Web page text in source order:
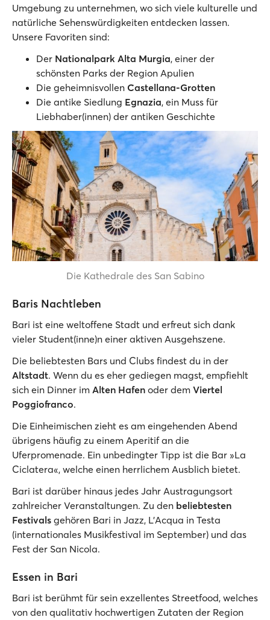
Umgebung zu unternehmen, wo sich viele kulturelle und
natürliche Sehenswürdigkeiten entdecken lassen.
Unsere Favoriten sind:
Der Nationalpark Alta Murgia, einer der
schönsten Parks der Region Apulien
Die geheimnisvollen Castellana-Grotten
Die antike Siedlung Egnazia, ein Muss für
Liebhaber(innen) der antiken Geschichte
Die Kathedrale des San Sabino
Baris Nachtleben
Bari ist eine weltoffene Stadt und erfreut sich dank
vieler Student(inne)n einer aktiven Ausgehszene.
Die beliebtesten Bars und Clubs findest du in der
Altstadt. Wenn du es eher gediegen magst, empfiehlt
sich ein Dinner im Alten Hafen oder dem Viertel
Poggiofranco.
Die Einheimischen zieht es am eingehenden Abend
übrigens häufig zu einem Aperitif an die
Uferpromenade. Ein unbedingter Tipp ist die Bar »La
Ciclatera«, welche einen herrlichem Ausblich bietet.
Bari ist darüber hinaus jedes Jahr Austragungsort
zahlreicher Veranstaltungen. Zu den beliebtesten
Festivals gehören Bari in Jazz, L'Acqua in Testa
(internationales Musikfestival im September) und das
Fest der San Nicola.
Essen in Bari
Bari ist berühmt für sein exzellentes Streetfood, welches
von den qualitativ hochwertigen Zutaten der Region